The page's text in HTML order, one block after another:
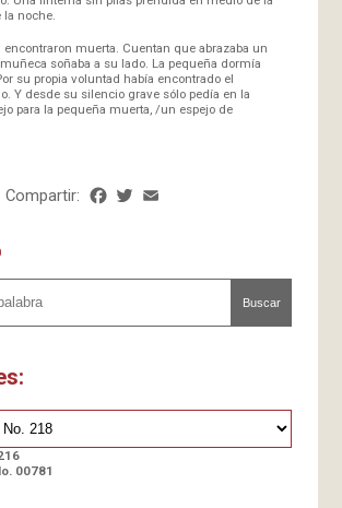
noche.
encontraron muerta. Cuentan que abrazaba un
soñaba a su lado. La pequeña dormía
su propia voluntad había encontrado el
Y desde su silencio grave sólo pedía en la
para la pequeña muerta, /un espejo de
Compartir: Facebook
Twitter
Buscar
00781